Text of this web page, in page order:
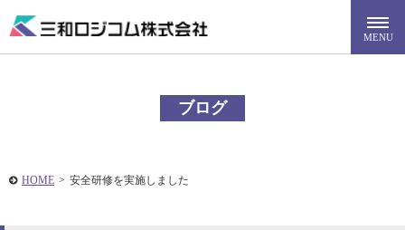
ブログ
HOME > 安全研修を実施しました